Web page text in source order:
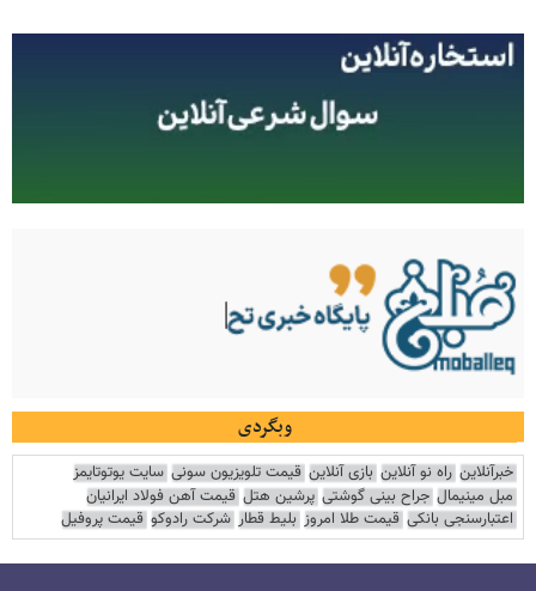
وبگردی
خبرآنلاین راه نو آنلاین بازی آنلاین قیمت تلویزیون سونی سایت یوتوتایمز
مبل مینیمال جراح بینی گوشتی پرشین هتل قیمت آهن فولاد ایرانیان
اعتبارسنجی بانکی قیمت طلا امروز بلیط قطار شرکت رادوکو قیمت پروفیل